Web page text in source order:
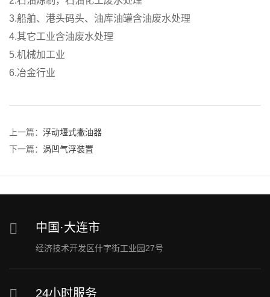
3.船舶、港头码头、油库油罐含油废水处理
4.其它工业含油废水处理
5.机械加工业
6.冶金行业
上一篇： 浮动堰式撇油器
下一篇： 涡凹气浮装置
中国·大连市
经济技术开发区什字街工业园27号
24小时服务